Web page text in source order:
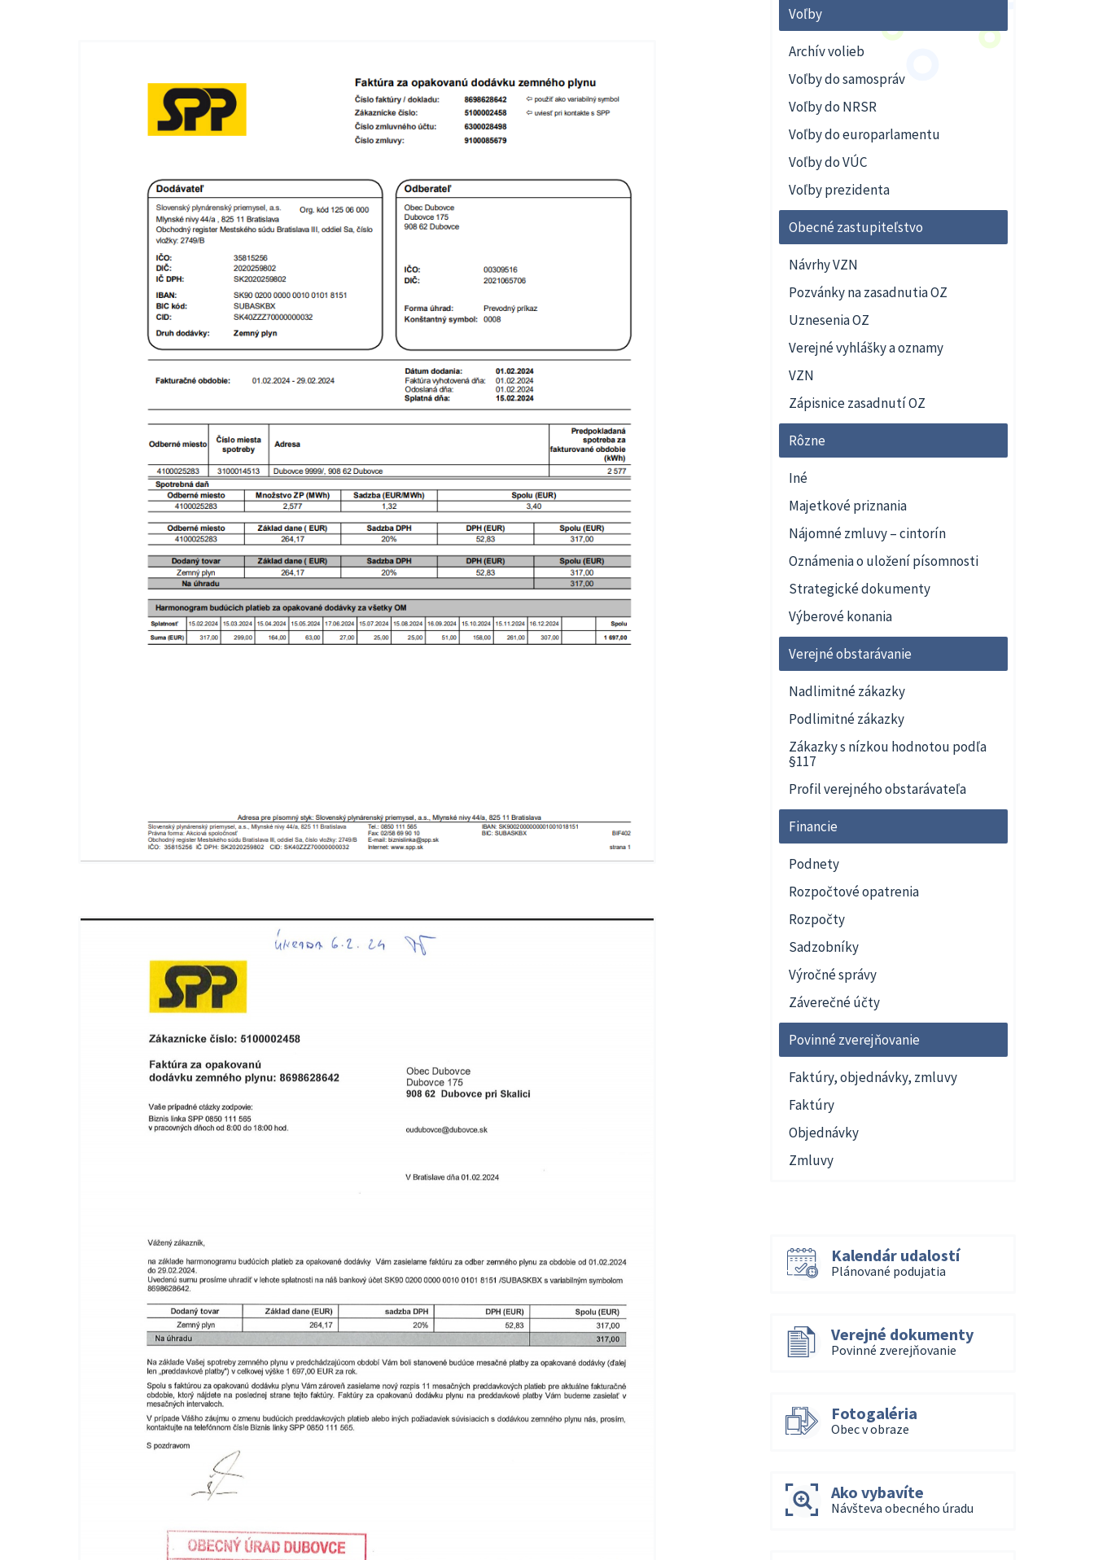
Voľby
Archív volieb
Voľby do samospráv
Voľby do NRSR
Voľby do europarlamentu
Voľby do VÚC
Voľby prezidenta
Obecné zastupiteľstvo
Návrhy VZN
Pozvánky na zasadnutia OZ
Uznesenia OZ
Verejné vyhlášky a oznamy
VZN
Zápisnice zasadnutí OZ
Rôzne
Iné
Majetkové priznania
Nájomné zmluvy – cintorín
Oznámenia o uložení písomnosti
Strategické dokumenty
Výberové konania
Verejné obstarávanie
Nadlimitné zákazky
Podlimitné zákazky
Zákazky s nízkou hodnotou podľa
§117
Profil verejného obstarávateľa
Financie
Podnety
Rozpočtové opatrenia
Rozpočty
Sadzobníky
Výročné správy
Záverečné účty
Povinné zverejňovanie
Faktúry, objednávky, zmluvy
Faktúry
Objednávky
Zmluvy
Kalendár udalostí
Plánované podujatia
Verejné dokumenty
Povinné zverejňovanie
Fotogaléria
Obec v obraze
Ako vybavíte
Návšteva obecného úradu